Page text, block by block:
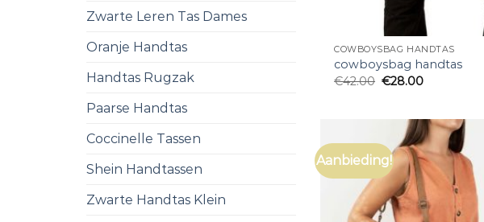
Zwarte Leren Tas Dames
Oranje Handtas
Handtas Rugzak
Paarse Handtas
Coccinelle Tassen
Shein Handtassen
Zwarte Handtas Klein
COWBOYSBAG HANDTAS
cowboysbag handtas
€42.00 €28.00
Aanbieding!